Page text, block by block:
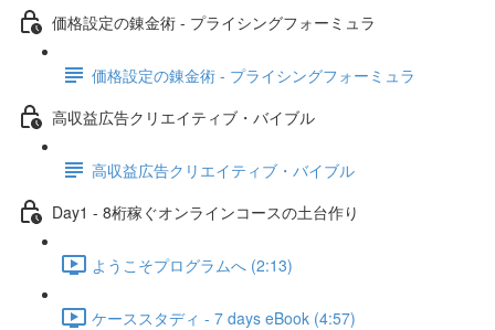
価格設定の錬金術 - プライシングフォーミュラ
価格設定の錬金術 - プライシングフォーミュラ
高収益広告クリエイティブ・バイブル
高収益広告クリエイティブ・バイブル
Day1 - 8桁稼ぐオンラインコースの土台作り
ようこそプログラムへ (2:13)
ケーススタディ - 7 days eBook (4:57)